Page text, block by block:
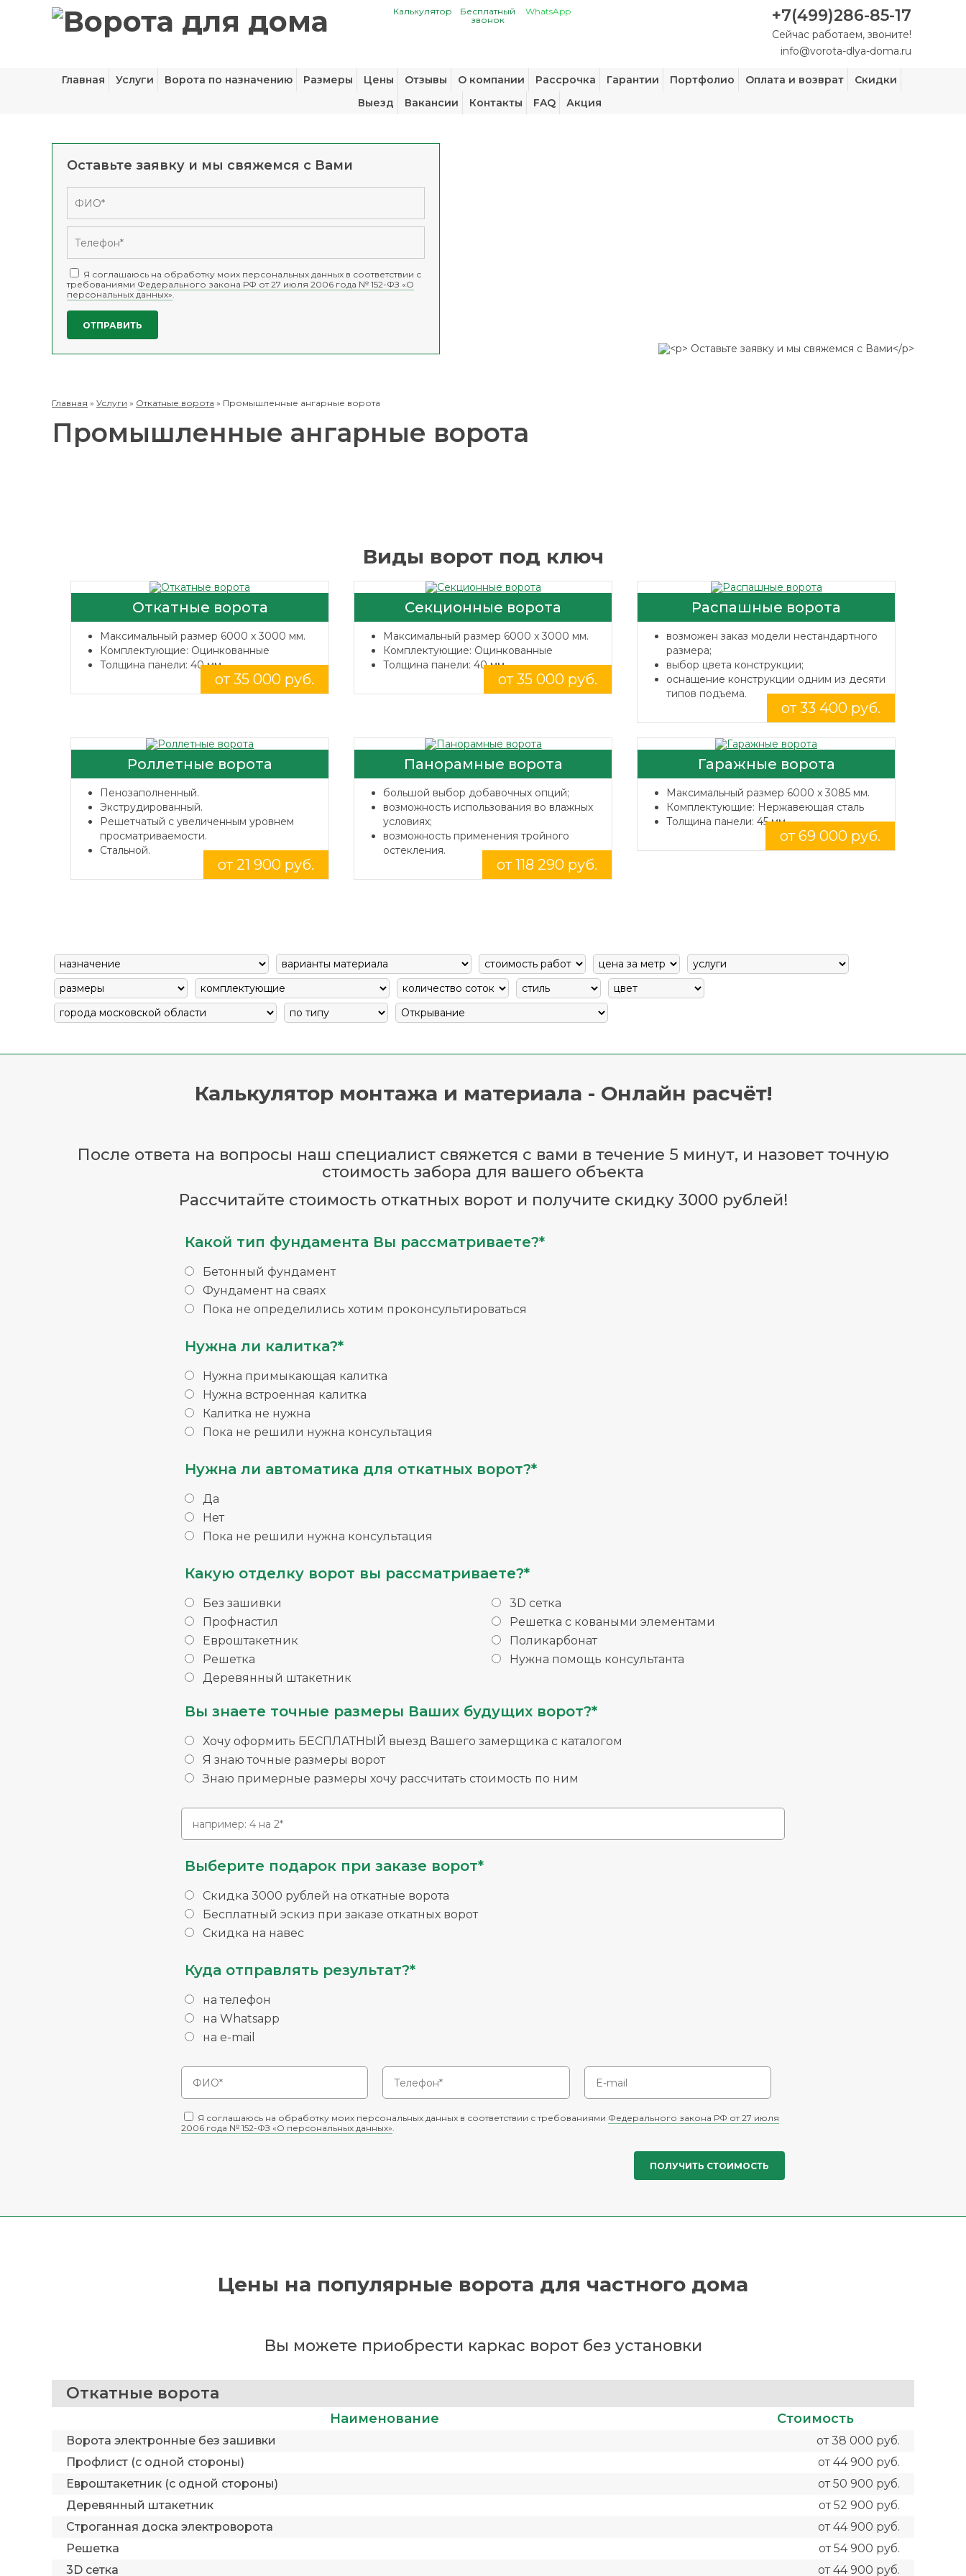
Калькулятор
Бесплатный
звонок
WhatsApp +7(499)286-85-17
Сейчас работаем, звоните!
info@vorota-dlya-doma.ru
Главная Услуги Ворота по назначению Размеры Цены Отзывы О компании Рассрочка Гарантии Портфолио Оплата и возврат
Скидки
Выезд
Вакансии Контакты FAQ Акция
Оставьте заявку и мы свяжемся с Вами
Я соглашаюсь на обработку моих персональных данных в соответствии с
требованиями Федерального закона РФ от 27 июля 2006 года № 152-ФЗ «О
персональных данных».
Главная » Услуги » Откатные ворота » Промышленные ангарные ворота
Промышленные ангарные ворота
Виды ворот под ключ
Откатные ворота
Максимальный размер 6000 x 3000 мм.
Комплектующие: Оцинкованные
Толщина панели: 40 мм.
от 35 000 руб.
Секционные ворота
Максимальный размер 6000 x 3000 мм.
Комплектующие: Оцинкованные
Толщина панели: 40 мм.
от 35 000 руб.
Распашные ворота
возможен заказ модели нестандартного
размера;
выбор цвета конструкции;
оснащение конструкции одним из десяти
типов подъема.
от 33 400 руб.
Роллетные ворота
Пенозаполненный.
Экструдированный.
Решетчатый с увеличенным уровнем
просматриваемости.
Стальной.
от 21 900 руб.
Панорамные ворота
большой выбор добавочных опций;
возможность использования во влажных
условиях;
возможность применения тройного
остекления.
от 118 290 руб.
Гаражные ворота
Максимальный размер 6000 x 3085 мм.
Комплектующие: Нержавеющая сталь
Толщина панели: 45 мм.
от 69 000 руб.
Калькулятор монтажа и материала - Онлайн расчёт!
После ответа на вопросы наш специалист свяжется с вами в течение 5 минут, и назовет точную
стоимость забора для вашего объекта
Рассчитайте стоимость откатных ворот и получите скидку 3000 рублей!
Какой тип фундамента Вы рассматриваете?*
Бетонный фундамент
Фундамент на сваях
Пока не определились хотим проконсультироваться
Нужна ли калитка?*
Нужна примыкающая калитка
Нужна встроенная калитка
Калитка не нужна
Пока не решили нужна консультация
Нужна ли автоматика для откатных ворот?*
Да
Нет
Пока не решили нужна консультация
Какую отделку ворот вы рассматриваете?*
Без зашивки
Профнастил
Евроштакетник
Решетка
Деревянный штакетник
3D сетка
Решетка с коваными элементами
Поликарбонат
Нужна помощь консультанта
Вы знаете точные размеры Ваших будущих ворот?*
Хочу оформить БЕСПЛАТНЫЙ выезд Вашего замерщика с каталогом
Я знаю точные размеры ворот
Знаю примерные размеры хочу рассчитать стоимость по ним
Выберите подарок при заказе ворот*
Скидка 3000 рублей на откатные ворота
Бесплатный эскиз при заказе откатных ворот
Скидка на навес
Куда отправлять результат?*
на телефон
на Whatsapp
на e-mail
Я соглашаюсь на обработку моих персональных данных в соответствии с требованиями Федерального закона РФ от 27 июля
2006 года № 152-ФЗ «О персональных данных».
Цены на популярные ворота для частного дома
Вы можете приобрести каркас ворот без установки
Откатные ворота
Наименование Стоимость
Ворота электронные без зашивки
от 38 000 руб.
Профлист (с одной стороны)
от 44 900 руб.
Евроштакетник (с одной стороны)
от 50 900 руб.
Деревянный штакетник
от 52 900 руб.
Строганная доска электроворота
от 44 900 руб.
Решетка
от 54 900 руб.
3D сетка
от 44 900 руб.